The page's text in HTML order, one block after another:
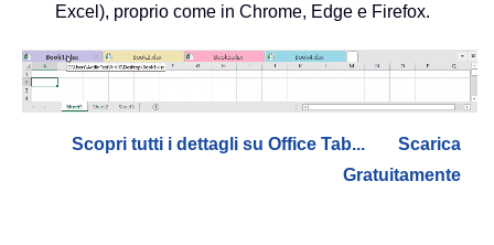
Excel), proprio come in Chrome, Edge e Firefox.
Scopri tutti i dettagli su Office Tab...
Scarica
Gratuitamente